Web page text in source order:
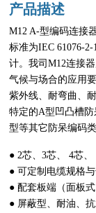
产品描述
M12 A-型编码连接
标准为IEC 61076-
计。我司M12连接
气候与场合的应用
紫外线、耐弯曲、
特定的A型凹凸槽
型等其它防呆编码类
● 2芯、3芯、 4芯
● 可定制电缆规格
● 配套板端（面板
● 屏蔽型、耐油、